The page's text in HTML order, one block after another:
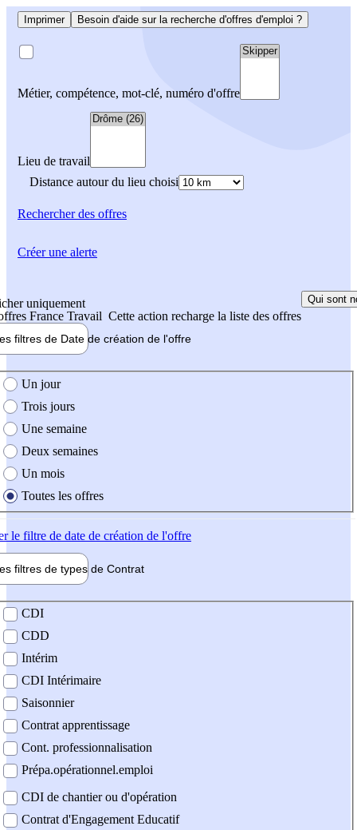
Imprimer Besoin d'aide sur la recherche d'offres d'emploi ?
Métier, compétence, mot-clé, numéro d'offre
Lieu de travail
Distance autour du lieu choisi
Rechercherdes offres
uniquement
France Travail Cette action recharge la liste des offres
Qui sont
filtres de Date de création de l'offre
création de l'offre
Un jour
Trois jours
Une semaine
Deux semaines
Un mois
Toutes les offres
le filtre de date de création de l'offre
filtres de types de Contrat
contrat
CDI
CDD
Intérim
CDI Intérimaire
Saisonnier
Contrat apprentissage
Cont. professionnalisation
Prépa.opérationnel.emploi
CDI de chantier ou d'opération
Contrat d'Engagement Educatif
Créer une alerte